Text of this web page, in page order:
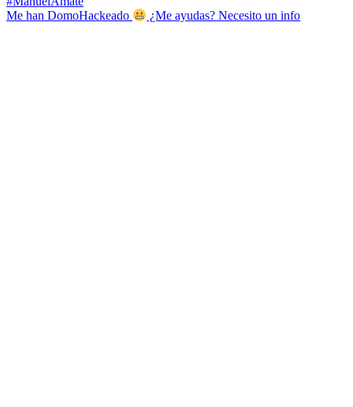
Me han DomoHackeado ¿Me ayudas? Necesito un info